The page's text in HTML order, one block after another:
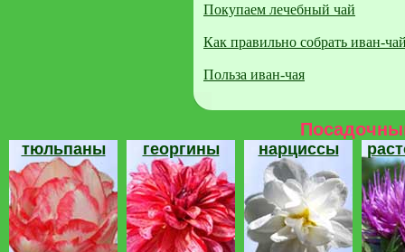
Покупаем лечебный чай
Как правильно собрать иван-
Польза иван-чая
тюльпаны георгины нарциссы